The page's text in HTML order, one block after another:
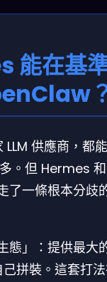
能在基
供應商，都
。但 Hermes 和
了一條根本分歧
態」：提供最大
拼裝。這套打